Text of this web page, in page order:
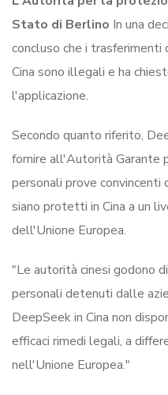
Stato di Berlino In una
concluso che i
Cina sono illegali e ha
l'applicazione.
Secondo quanto riferito,
fornire all'Autorità Garante
personali prove
siano protetti in Cina a un
dell'Unione Europea.
"Le autorità cinesi godono
personali detenuti dalle
DeepSeek in Cina non
efficaci rimedi legali, a
nell'Unione Europea."